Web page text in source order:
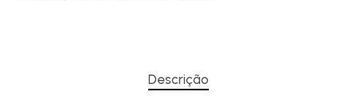
Descrição